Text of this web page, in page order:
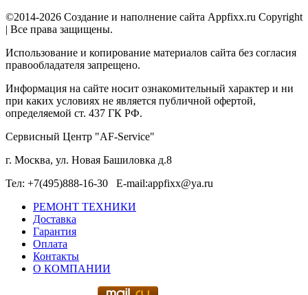
©2014-2026 Создание и наполнение сайта Appfixx.ru Copyright
| Все права защищены.
Использование и копирование материалов сайта без согласия
правообладателя запрещено.
Информация на сайте носит ознакомительный характер и ни
при каких условиях не является публичной офертой,
определяемой ст. 437 ГК РФ.
Сервисный Центр "AF-Service"
г. Москва, ул. Новая Башиловка д.8
Тел: +7(495)888-16-30 E-mail:appfixx@ya.ru
РЕМОНТ ТЕХНИКИ
Доставка
Гарантия
Оплата
Контакты
О КОМПАНИИ